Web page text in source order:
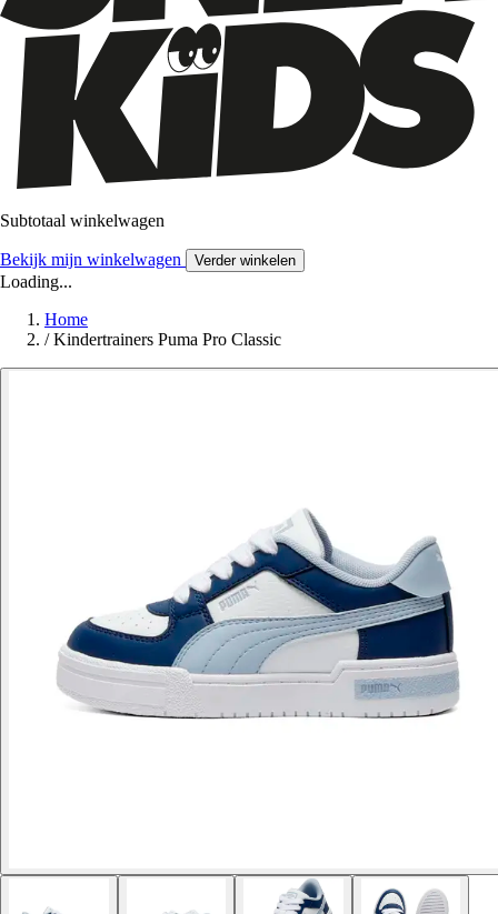
Subtotaal winkelwagen
Bekijk mijn winkelwagen Verder winkelen
Loading...
Home
/ Kindertrainers Puma Pro Classic